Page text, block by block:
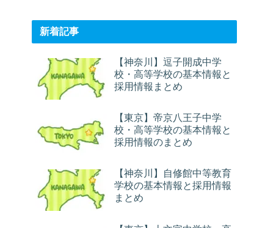
新着記事
【神奈川】逗子開成中学
校・高等学校の基本情報と
採用情報まとめ
【東京】帝京八王子中学
校・高等学校の基本情報と
採用情報のまとめ
【神奈川】自修館中等教育
学校の基本情報と採用情報
まとめ